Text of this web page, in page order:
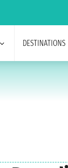
DESTINATIONS